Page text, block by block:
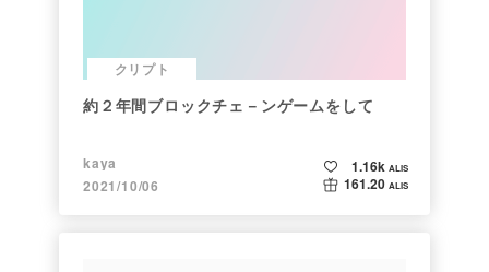
クリプト
約２年間ブロックチェ－ンゲームをして
kaya
2021/10/06
1.16k ALIS
161.20 ALIS